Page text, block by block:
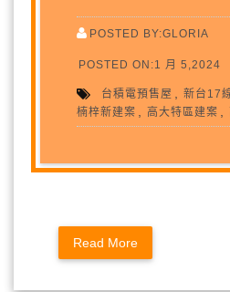
POSTED BY:GLORIA
POSTED ON:1 月 5,2024
台積電預售屋 ,新台17
楠梓新建案 ,高大特區建案 ,
Read More